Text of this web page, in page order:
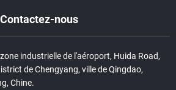
Contactez-nous
industrielle de l'aéroport, Huida Road,
de Chengyang, ville de Qingdao,
Chine.